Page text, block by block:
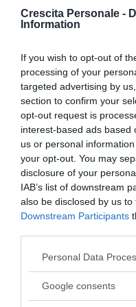
Crescita Personale -
Information
If you wish to opt-out of
processing of your
targeted advertising by
section to confirm your
opt-out request is
interest-based ads based
us or personal
your opt-out. You may
disclosure of your
IAB’s list of downstream
also be disclosed by us
Downstream Participants
Please note that this
not limited to your visit or
Personal Data
Google consents
ancora in grado di
verbali, i processi
5. Fase delle
preadolescente
deduttivo. È in grado
puramente
di vari tipi di azione,
assimilazione e
di giudizio, la relatività
sui simboli e l’attività di
Continua a